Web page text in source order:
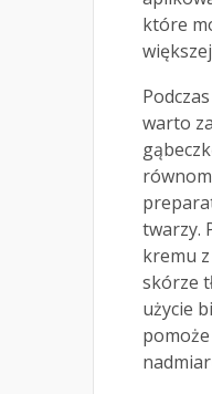
które
warto
twarzy.
kremu
skórze
użycie